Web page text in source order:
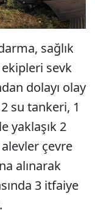
sağlık
sevk
dolayı olay
su tankeri, 1
yaklaşık 2
çevre
alınarak
3 itfaiye